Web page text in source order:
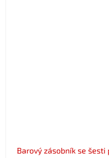
Barový zásobník se šesti